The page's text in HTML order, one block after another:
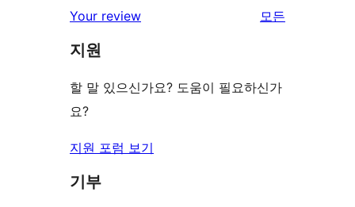
Your review
모든
보
지원
할 말 있으신가요? 도움이 필요하신가
요?
지원 포럼 보기
기부